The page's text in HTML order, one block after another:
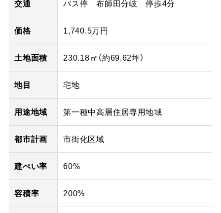
交通 バス停 布師田分岐 停歩4分
価格 1,740.5万円
土地面積 230.18㎡（約69.62坪）
地目 宅地
用途地域 第一種中高層住居専用地域
都市計画 市街化区域
建ぺい率 60%
容積率 200%